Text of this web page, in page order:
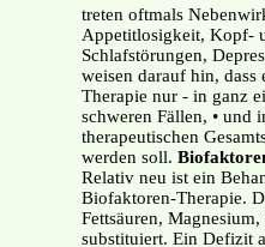
treten oftmals
Appetitlosigkeit, Kopf-
Schlafstörungen,
weisen darauf hin, dass
Therapie nur - in ganz
schweren Fällen, • und
therapeutischen
werden soll.
Relativ neu ist ein
Biofaktoren-Therapie.
Fettsäuren,
substituiert. Ein Defizit